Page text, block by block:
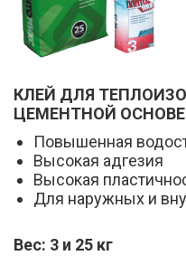
КЛЕЙ ДЛЯ
ЦЕМЕНТНОЙ ОСНОВЕ
Повышенная
Высокая адгезия
Высокая
Для наружных и
Вес: 3 и 25 кг